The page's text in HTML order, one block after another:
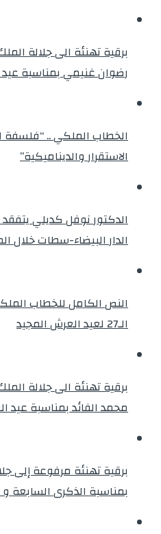
برقية تهنئة الى جلالة
رضوان غنيمي بمناسبة
الخطاب الملكي .. “فلسفة
الاستقرار والديناميكية”
الدار البيضاء-سطات خلال
النص الكامل للخطاب
الـ27 لعيد العرش المجيد
برقية تهنئة الى جلالة
محمد الفائد بمناسبة عيد
برقية تهنئة مرفوعة إلى
بمناسبة الذكرى السابعة